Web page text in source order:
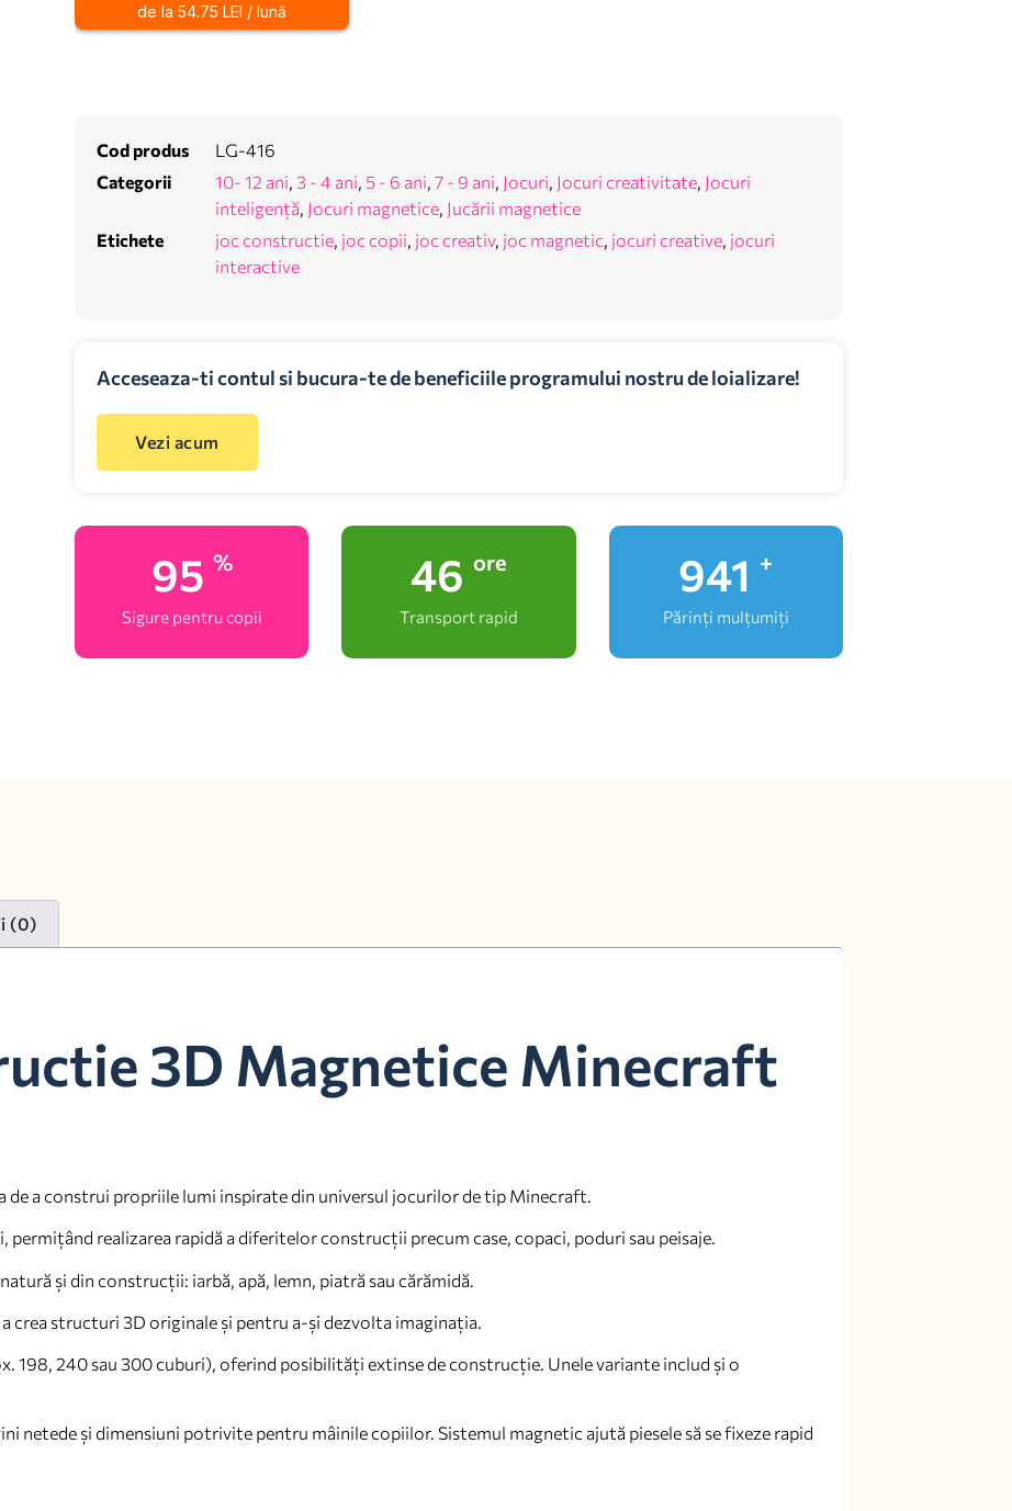
de la 54.75 LEI / lună
Cod produs
LG-416
Categorii
10- 12 ani 3 - 4 ani 5 - 6 ani 7 - 9 ani Jocuri Jocuri creativitate Jocuri
inteligență Jocuri magnetice Jucării magnetice
Etichete
joc constructie joc copii joc creativ, joc magnetic jocuri creative jocuri
interactive
Acceseaza-ti contul si bucura-te de beneficiile programului nostru de loializare!
Vezi acum
100 %
Sigure pentru copii
48 ore
Transport rapid
1,000
Părinți mulțumiți
(0)
3D Magnetice Minecraft
a construi propriile lumi inspirate din universul jocurilor de tip Minecraft.
realizarea rapidă a diferitelor construcții precum case, copaci, poduri sau peisaje.
și din construcții: iarbă, apă, lemn, piatră sau cărămidă.
crea structuri 3D originale și pentru a-și dezvolta imaginația.
198, 240 sau 300 cuburi), oferind posibilități extinse de construcție. Unele variante includ și o
netede și dimensiuni potrivite pentru mâinile copiilor. Sistemul magnetic ajută piesele să se fixeze rapid